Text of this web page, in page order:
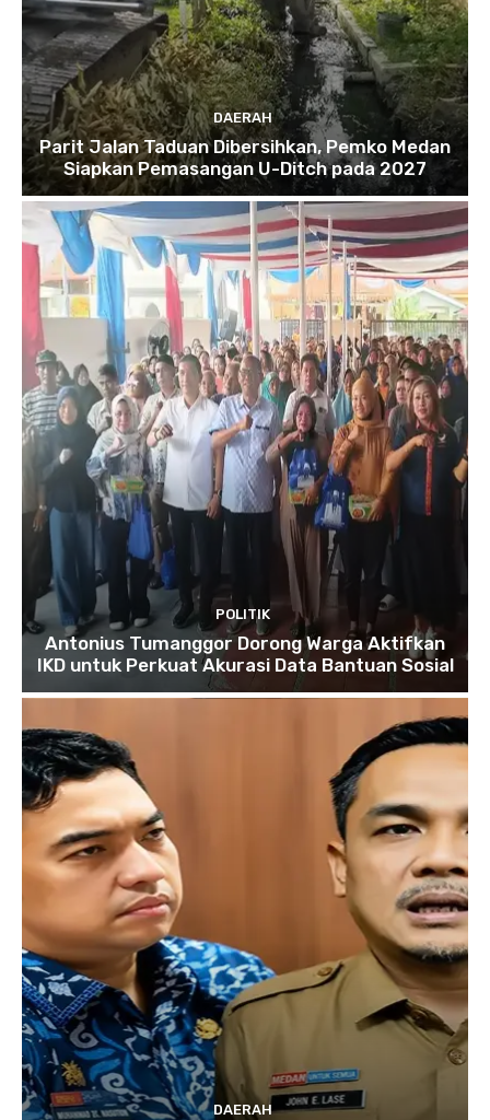
DAERAH
Parit Jalan Taduan Dibersihkan, Pemko Medan
Siapkan Pemasangan U-Ditch pada 2027
POLITIK
Antonius Tumanggor Dorong Warga Aktifkan
IKD untuk Perkuat Akurasi Data Bantuan Sosial
DAERAH